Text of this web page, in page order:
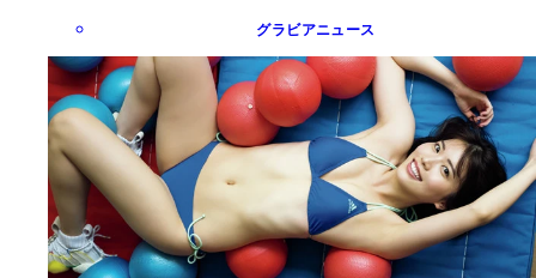
グラビアニュース